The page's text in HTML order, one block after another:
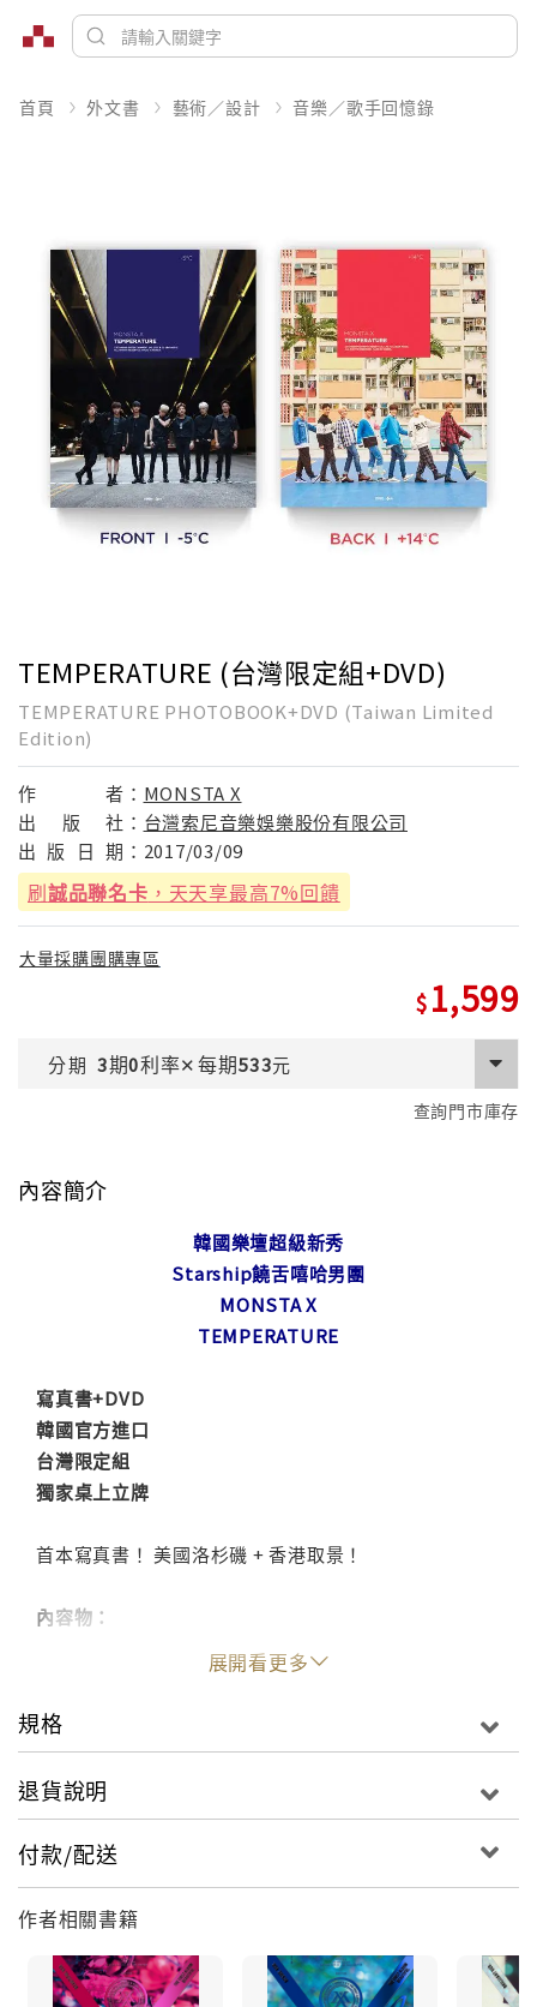
首頁 外文書 藝術／設計 音樂／歌手回憶錄
TEMPERATURE (台灣限定組+DVD)
TEMPERATURE PHOTOBOOK+DVD (Taiwan Limited
Edition)
作 者： MONSTA X
出
版 社： 台灣索尼音樂娛樂股份有限公司
出 版 日 期： 2017/03/09
刷誠品聯名卡 ，天天享最高7%回饋
大量採購團購專區
1,599
分期 3期0利率✕每期533元
查詢門市庫存
內容簡介
韓國樂壇超級新秀
Starship饒舌嘻哈男團
MONSTA X
TEMPERATURE
寫真書+DVD
韓國官方進口
台灣限定組
獨家桌上立牌
首本寫真書！ 美國洛杉磯 + 香港取景！
內容物：
●拍攝花絮DVD(40分/全區)
●書籤兩張
●進口海報
展開看更多
規格
退貨說明
付款/配送
作者相關書籍